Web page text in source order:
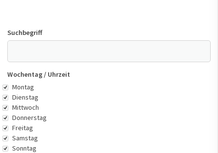
Suchbegriff
Wochentag / Uhrzeit
Wochentag
Montag
Dienstag
Mittwoch
Donnerstag
Freitag
Samstag
Sonntag